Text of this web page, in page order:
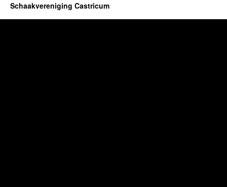
Schaakvereniging Castricum